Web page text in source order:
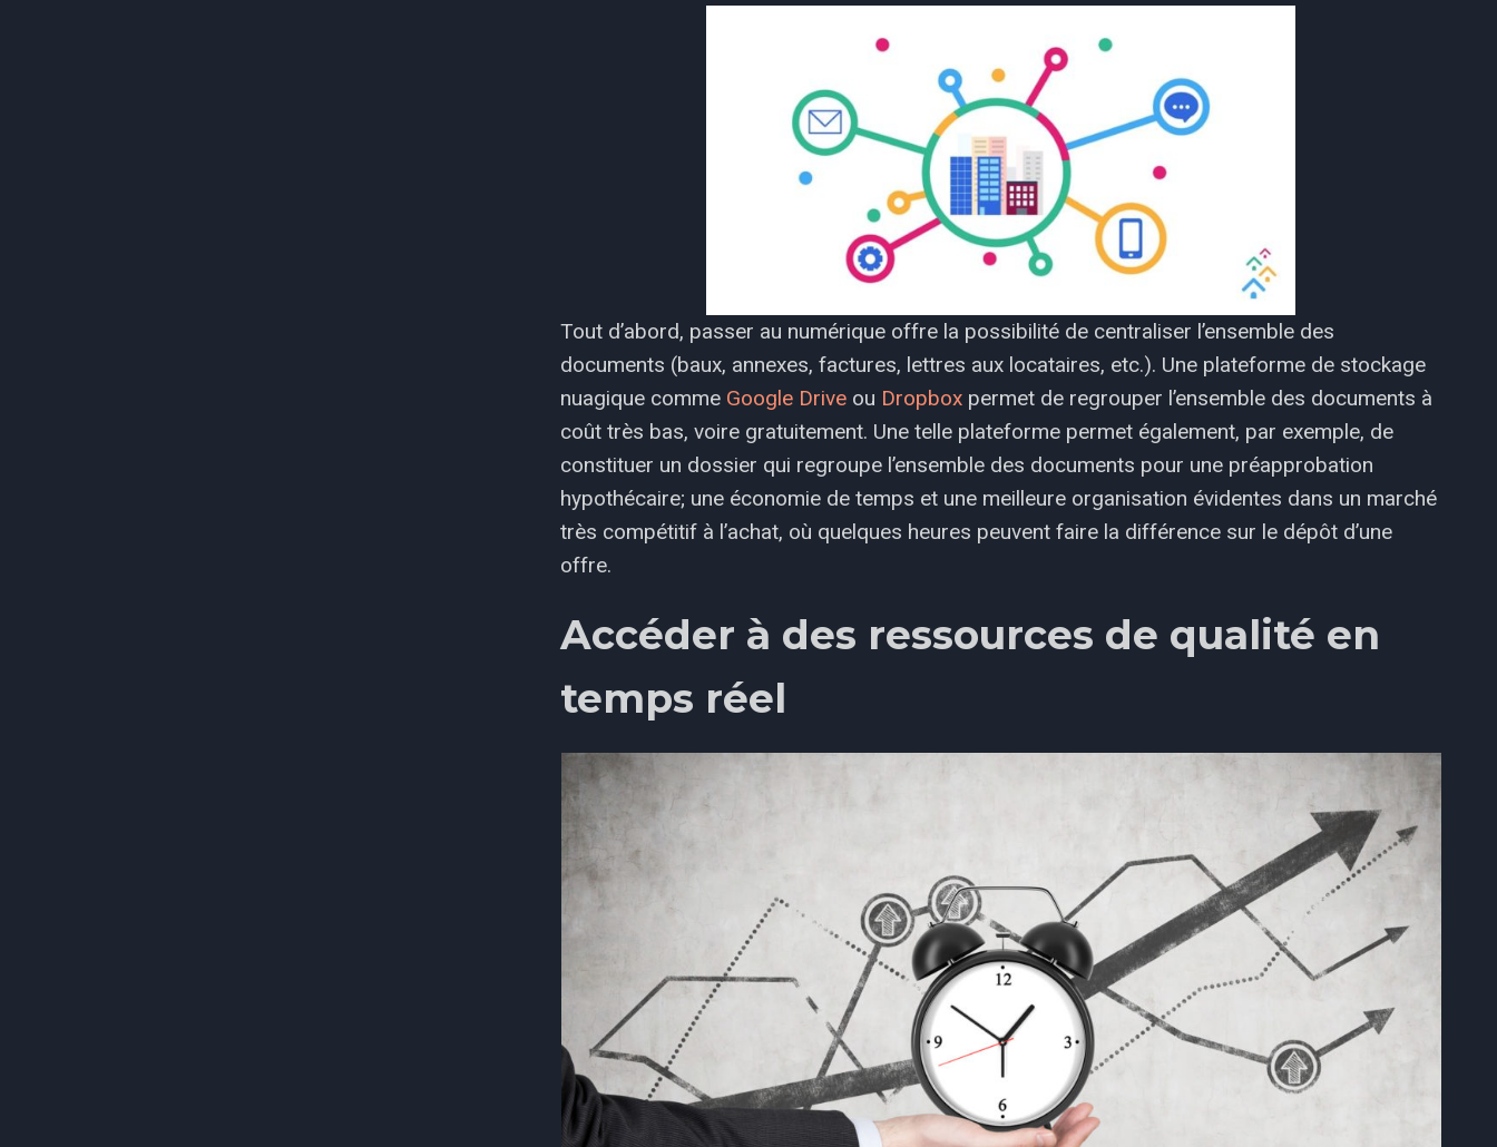
Tout d’abord, passer au numérique offre la possibilité de centraliser l’ensemble des
documents (baux, annexes, factures, lettres aux locataires, etc.). Une plateforme de stockage
nuagique comme Google Drive ou Dropbox permet de regrouper l’ensemble des documents à
coût très bas, voire gratuitement. Une telle plateforme permet également, par exemple, de
constituer un dossier qui regroupe l’ensemble des documents pour une préapprobation
hypothécaire; une économie de temps et une meilleure organisation évidentes dans un marché
très compétitif à l’achat, où quelques heures peuvent faire la différence sur le dépôt d’une
offre.
Accéder à des ressources de qualité en
temps réel